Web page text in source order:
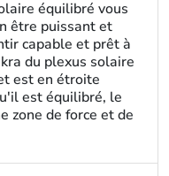
équilibré vous
être puissant et
capable et prêt à
du plexus solaire
est en étroite
est équilibré, le
zone de force et de